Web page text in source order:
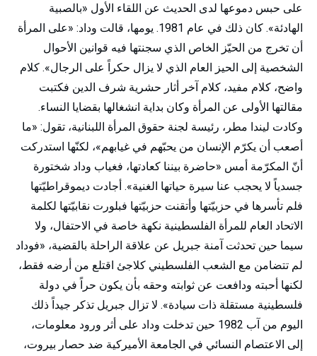
على حبس دموعها لدى الحديث عن اللقاء الأول «بالصبية
الهادئة». كان ذلك في عام 1981. يومها، قالت وداد: «على المرأة
أن تخرج من الحيّز الخاص الذي سجنتها فيه قوانين الأحوال
الشخصية إلى الحيز العام الذي لا يزال حكراً على الرجال». كلام
واضح، كلام مفيد، كلام آخر أثار حشرية شرف الدين فكتبت
مقالتها الأولى عن المرأة وكان بداية انشغالها بقضايا النساء.
وكادت ليندا مطر، رئيسة لجنة حقوق المرأة اللبنانية، تقول: «ما
أصعب أن يكرّم الإنسان من يحبّهم في غيابهم»، لكنّها استدركت
أنّ المكرّمة أمس «حاضرة بيننا كعادتها، فغياب وداد شختورة
جسدياً لا يحجب عنا سيرة حياتها الغنية». أجادت ديموقراطيّتها
فلم تأسرها في حزبيّتها وأتقنت حزبيّتها فبلورت نقابيّتها لكلمة
الاتحاد العام للمرأة الفلسطينية نكهة خاصة في الاحتفال، ولا
سيما حين تحدثت آمنة جبريل عن علاقة الراحلة بالقضية، «فوداد
لم تتضامن مع الشعب الفلسطيني كلاجئ اقتلع من أرضه فقط،
لكنها أحبته ودافعت عن ثوابته وحقه بأن يكون حراً في دولة
فلسطينية مستقلة ذات سيادة». لا تزال جبريل تذكر جيداً ذلك
اليوم من آب 1982 حين تدخلت وداد على أثر ورود معلومات،
إلى الاعتصام النسائي في الجامعة الأميركية ضد حصار بيروت،